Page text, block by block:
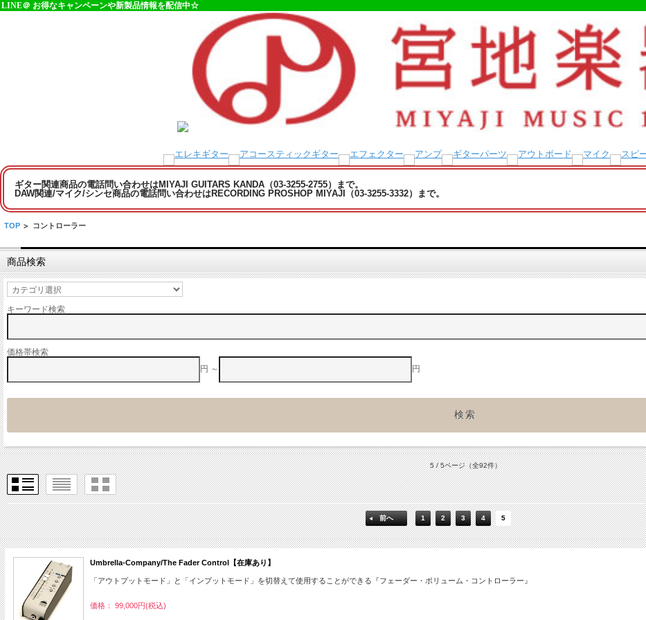
LINE＠ お得なキャンペーンや新製品情報を配信中☆
ギター関連商品の電話問い合わせはMIYAJI GUITARS KANDA（03-3255-2755）まで。
DAW関連/マイク/シンセ商品の電話問い合わせはRECORDING PROSHOP MIYAJI（03-3255-3332）まで。
TOP > コントローラー
商品検索
キーワード検索
価格帯検索
円 ～
円
5 / 5ページ（全92件）
前へ 1 2 3 4 5
Umbrella-Company/The Fader Control【在庫あり】
「アウトプットモード」と「インプットモード」を切替えて使用することができる『フェーダー・ボリューム・コントローラー』
価格： 99,000円(税込)